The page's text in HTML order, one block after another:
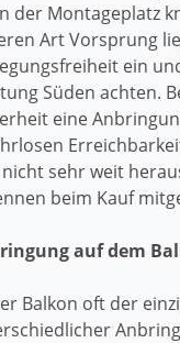
der Montageplatz
Art Vorsprung
ein
Süden achten.
eine
sehr weit
beim Kauf
auf dem
Balkon oft der